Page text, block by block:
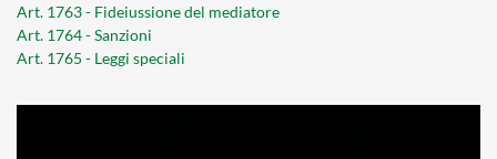
Art. 1763 - Fideiussione del mediatore
Art. 1764 - Sanzioni
Art. 1765 - Leggi speciali